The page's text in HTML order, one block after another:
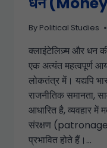
By Political Studies
क्लाइंटेलिज़्म और धन
एक अत्यंत महत्वपूर्ण
लोकतंत्र में। यद्यपि
राजनीतिक समानता,
आधारित है, व्यवहार में
संरक्षण
प्रभावित होते हैं।…